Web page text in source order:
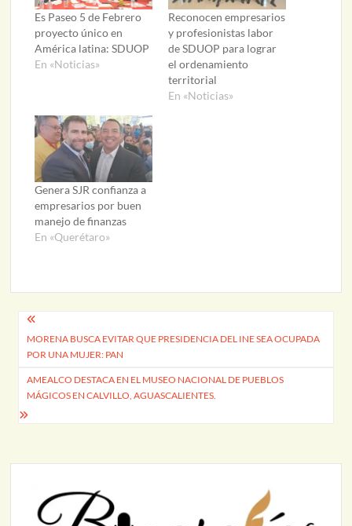
Es Paseo 5 de Febrero
proyecto único en
América latina: SDUOP
En «Noticias»
Reconocen empresarios
y profesionistas labor
de SDUOP para lograr
el ordenamiento
territorial
En «Noticias»
Genera SJR confianza a
empresarios por buen
manejo de finanzas
En «Querétaro»
Navegación
de
entradas
MORENA BUSCA EVITAR QUE PRESIDENCIA DEL INE SEA OCUPADA
POR UNA MUJER: PAN
AMEALCO DESTACA EN EL MUSEO NACIONAL DE PUEBLOS
MÁGICOS EN CALVILLO, AGUASCALIENTES.